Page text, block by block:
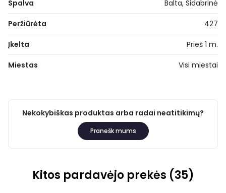
Spalva Balta, Sidabrinė
Peržiūrėta 427
Įkelta Prieš 1 m.
Miestas Visi miestai
Nekokybiškas produktas arba radai neatitikimų?
Pranešk mums
Kitos pardavėjo prekės (35)